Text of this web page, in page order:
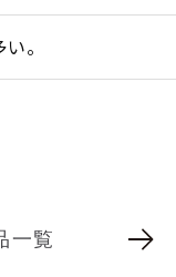
。
一覧